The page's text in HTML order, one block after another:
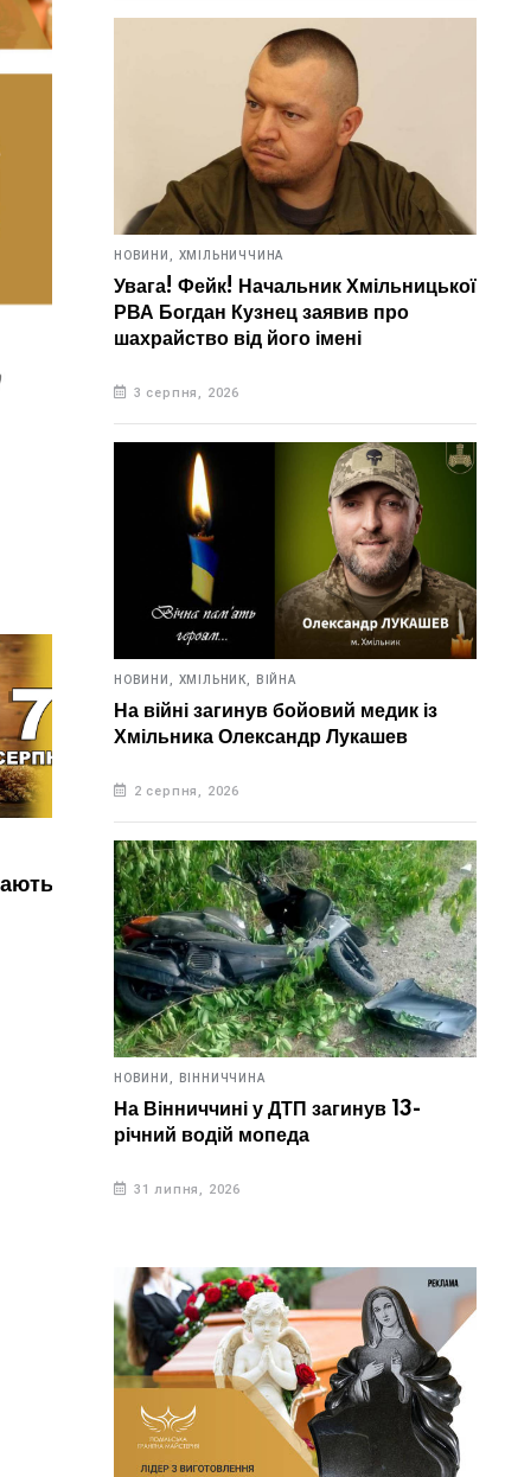
цей
НОВИНИ, УКРАЇНА
6 серпня. Що відзначають в цей
день?
6 серпня, 2026
НОВИНИ, ХМІЛЬНИЧЧИНА
Увага! Фейк! Начальник Хмільницької
РВА Богдан Кузнец заявив про
шахрайство від його імені
3 серпня, 2026
НОВИНИ, ХМІЛЬНИК, ВІЙНА
На війні загинув бойовий медик із
Хмільника Олександр Лукашев
2 серпня, 2026
НОВИНИ, ВІННИЧЧИНА
На Вінниччині у ДТП загинув 13-
річний водій мопеда
31 липня, 2026